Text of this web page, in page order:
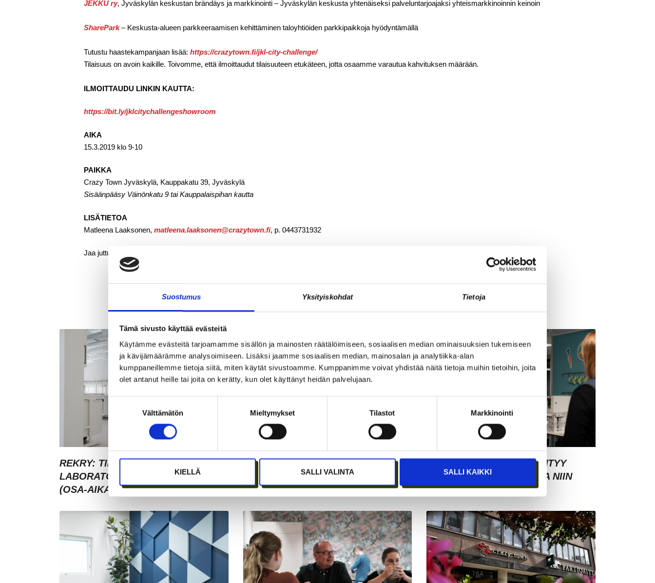
Suostumus Yksityiskohdat Tietoja
Tämä sivusto käyttää evästeitä
Käytämme evästeitä tarjoamamme sisällön ja mainosten räätälöimiseen, sosiaalisen median ominaisuuksien tukemiseen
ja kävijämäärämme analysoimiseen. Lisäksi jaamme sosiaalisen median, mainosalan ja analytiikka-alan
kumppaneillemme tietoja siitä, miten käytät sivustoamme. Kumppanimme voivat yhdistää näitä tietoja muihin tietoihin, joita
olet antanut heille tai joita on kerätty, kun olet käyttänyt heidän palvelujaan.
valinta
Välttämätön Mieltymykset Tilastot Markkinointi
KIELLÄ SALLI VALINTA SALLI KAIKKI
JEKKU ry, Jyväskylän keskustan brändäys ja markkinointi – Jyväskylän keskusta yhtenäiseksi palveluntarjoajaksi yhteismarkkinoinnin keinoin
SharePark– Keskusta-alueen parkkeeraamisen kehittäminen taloyhtiöiden parkkipaikkoja hyödyntämällä
Tutustu haastekampanjaan lisää: https://crazytown.fi/jkl-city-challenge/
Tilaisuus on avoin kaikille. Toivomme, että ilmoittaudut tilaisuuteen etukäteen, jotta osaamme varautua kahvituksen määrään.
ILMOITTAUDU LINKIN KAUTTA:
https://bit.ly/jklcitychallengeshowroom
AIKA
15.3.2019 klo 9-10
PAIKKA
Crazy Town Jyväskylä, Kauppakatu 39, Jyväskylä
Sisäänpääsy Väinönkatu 9 tai Kauppalaispihan kautta
LISÄTIETOA
Matleena Laaksonen, matleena.laaksonen@crazytown.fi, p. 0443731932
Jaa juttu somessa:
REKRY: TILA- JA
LABORATORIOKOORDINAATTORI
(OSA-AIKAINEN)
JÄSENEN KYNÄSTÄ – TILA
MERKITSEE MARKKINOINNISSA –
KUUKIN EEVA RISTKARI
ASIAKASYMMÄRRYS SYNTYY
IHMISTEN KESKELLÄ – JA NIIN
SYNTYY MYÖS MYYNTI